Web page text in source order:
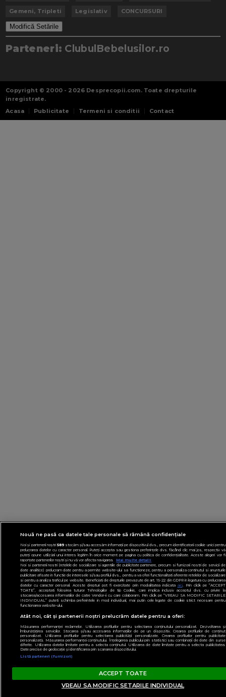
Gemeni, Tripleti Legislativ CONCURSURI
Modifică Setările
Parteneri: ClubulBebelusilor.ro
Copyright © 2000 - 2026 Desprecopii.com. Toate drepturile
inregistrate.
Acasa
Publicitate Termeni si conditii Contact
Nouă ne pasă ca datele tale personale să rămână confidențiale
Noi și partenerii noștri589stocăm și/sau accesăm informații pe dispozitivul dvs., precum identificatorii cookie unici pentru
prelucrarea datelor cu caracter personal. Puteți accepta sau gestiona preferințele dvs. făcând clic mai jos, respectiv vă
puteți opune utilizării unui interes legitim în orice moment pe pagina cu politica de confidențialitate. Aceste alegeri vor fi
raportate partenerilor noștri și nu vă vor afecta navigarea.
Mai multe detalii
Noi si partenerii nostri (retelele de socializare si agentiile de publicitate partenere, precum si furnizorii nostri de servicii de
date analitice) prelucram date pentru a permite website-ului sa functioneze, pentru a personaliza continutul si anunturile
publicitare afisate in functie de interesele si/sau profilul dvs., pentru a va oferi functionalitati aferente retelelor de socializare
si pentru a analiza traficul pe website. Beneficiati de drepturile prevazute de art. 15-22 din GDPR in legatura cu prelucrarea
datelor cu caracter personal. Aceste drepturi pot fi exercitate prin modalitatea indicata aici. Prin click pe “ACCEPT
TOATE”, acceptati folosirea tuturor Tehnologiilor de tip Cookie, care implica inclusiv acceptul dvs. cu privire la
stocarea/accesarea informatiilor de catre Vendor-ii cu care colaboram. Prin click pe “VREAU SA MODIFIC SETARILE
INDIVIDUAL” puteti schimba preferintele in mod individual, mai putin cele legate de cookie strict necesare pentru
functionarea website-ului.
Atât noi, cât și partenerii noștri prelucrăm datele pentru a oferi:
Măsurarea performanței reclamelor. Utilizarea profilurilor pentru selectarea conținutului personalizat. Dezvoltarea și
îmbunătățirea serviciilor. Stocarea și/sau accesarea informațiilor de pe un dispozitiv. Crearea profilurilor de conținut
personalizat. Utilizarea profilurilor pentru selectarea publicității personalizate. Crearea profilurilor pentru publicitate
personalizată. Măsurarea performanței conținutului. Înțelegerea publicului prin statistici sau combinații de date din surse
diferite. Utilizarea datelor limitate pentru a selecta conținutul. Utilizarea de date limitate pentru a selecta publicitatea.
Date precise de geolocație și identificarea prin scanarea dispozitivului.
Listă parteneri (furnizori)
ACCEPT TOATE
VREAU SA MODIFIC SETARILE INDIVIDUAL